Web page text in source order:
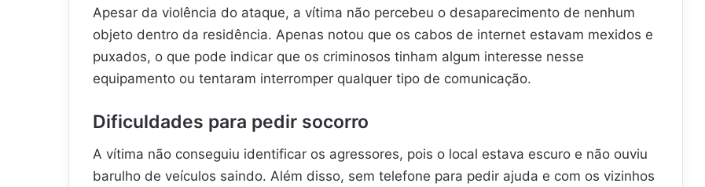
Apesar da violência do ataque, a vítima não percebeu o desaparecimento de nenhum
objeto dentro da residência. Apenas notou que os cabos de internet estavam mexidos e
puxados, o que pode indicar que os criminosos tinham algum interesse nesse
equipamento ou tentaram interromper qualquer tipo de comunicação.
Dificuldades para pedir socorro
A vítima não conseguiu identificar os agressores, pois o local estava escuro e não ouviu
barulho de veículos saindo. Além disso, sem telefone para pedir ajuda e com os vizinhos